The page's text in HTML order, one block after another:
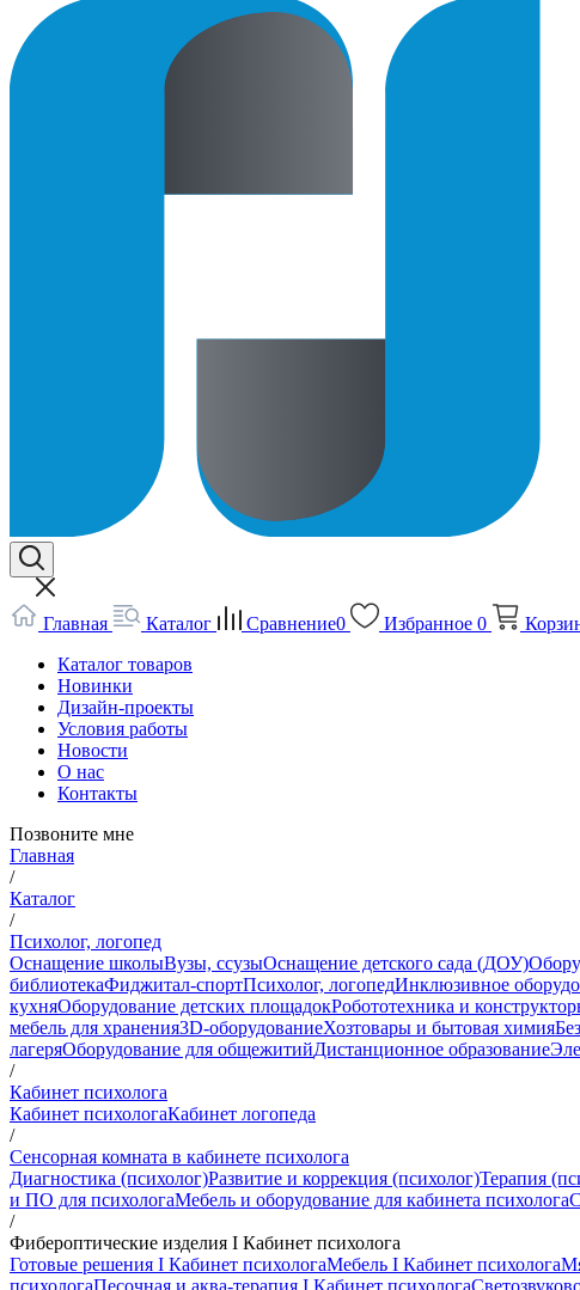
Главная Каталог Сравнение0 Избранное 0
Каталог товаров
Новинки
Дизайн-проекты
Условия работы
Новости
О нас
Контакты
Позвоните мне
Главная
/
Каталог
/
Психолог, логопед
Оснащение школыВузы, ссузыОснащение детского сада (ДОУ)
библиотекаФиджитал-спортПсихолог, логопедИнклюзивное
кухняОборудование детских площадокРобототехника и
мебель для хранения3D-оборудованиеХозтовары и бытовая химия
лагеряОборудование для общежитийДистанционное образование
/
Кабинет психолога
Кабинет психологаКабинет логопеда
/
Сенсорная комната в кабинете психолога
Диагностика (психолог)Развитие и коррекция (психолог)Терапия
и ПО для психологаМебель и оборудование для кабинета психолога
/
Фибероптические изделия I Кабинет психолога
Готовые решения I Кабинет психологаМебель I Кабинет психолога
психологаПесочная и аква-терапия I Кабинет психолога